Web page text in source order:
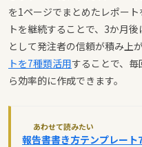
を1ページでまとめたレポー
トを継続することで、3か月
として発注者の信頼が積み上が
トを7種類活用することで、
ら効率的に作成できます。
あわせて読みたい
報告書書き方テンプレー